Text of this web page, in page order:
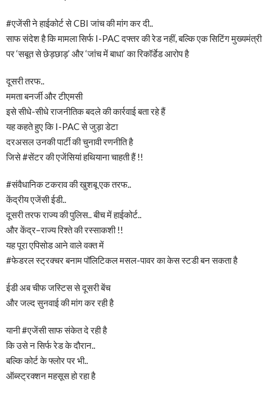
#एजेंसी ने हाईकोर्ट से CBI जांच की मांग कर दी..
साफ संदेश है कि मामला सिर्फ I-PAC दफ्तर की रेड नहीं, बल्कि एक सिटिंग मुख्यमंत्री
पर ‘सबूत से छेड़छाड़’ और ‘जांच में बाधा’ का रिकॉर्डेड आरोप है
दूसरी तरफ..
ममता बनर्जी और टीएमसी
इसे सीधे-सीधे राजनीतिक बदले की कार्रवाई बता रहे हैं
यह कहते हुए कि I-PAC से जुड़ा डेटा
दरअसल उनकी पार्टी की चुनावी रणनीति है
जिसे #सेंटर की एजेंसियां हथियाना चाहती हैं !!
#संवैधानिक टकराव की खुशबू एक तरफ..
केंद्रीय एजेंसी ईडी..
दूसरी तरफ राज्य की पुलिस.. बीच में हाईकोर्ट..
और केंद्र–राज्य रिश्ते की रस्साकशी !!
यह पूरा एपिसोड आने वाले वक्त में
#फेडरल स्ट्रक्चर बनाम पॉलिटिकल मसल-पावर का केस स्टडी बन सकता है
ईडी अब चीफ जस्टिस से दूसरी बेंच
और जल्द सुनवाई की मांग कर रही है
यानी #एजेंसी साफ संकेत दे रही है
कि उसे न सिर्फ रेड के दौरान..
बल्कि कोर्ट के फ्लोर पर भी..
ऑब्स्ट्रक्शन महसूस हो रहा है